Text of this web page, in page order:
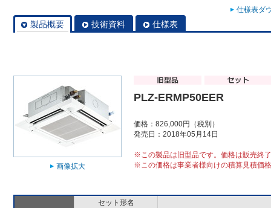
仕様表ダ
製品概要 技術資料 仕様表
画像拡大
PLZ-ERMP50EER
価格：826,000円（税別）
発売日：2018年05月14日
※この製品は旧型品です。価格は販売終
※この価格は事業者様向けの積算見積価
セット形名